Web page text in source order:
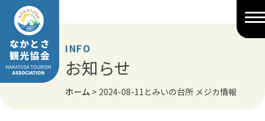
Skip
content
INFO
お知らせ
ホーム > 2024-08-11とみいの台所 メジカ情報